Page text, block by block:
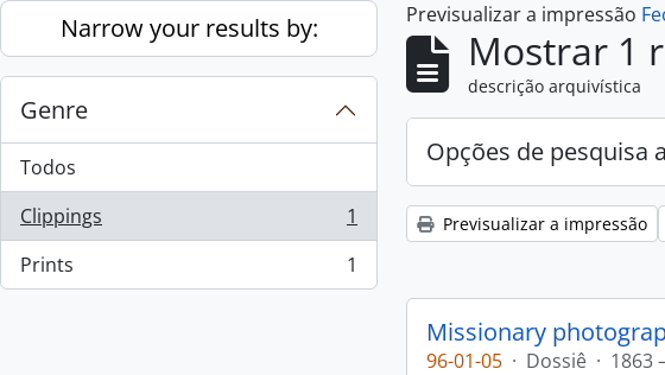
Skip to main content
Narrow your results by:
Genre
Todos
Clippings
, 1 resultados
1
Prints
, 1 resultados 1
Previsualizar a impressão
Mostrar 1
descrição arquivística
Opções de pesquisa
Previsualizar a impressão
Missionary
96-01-05 · Dossiê · 1863